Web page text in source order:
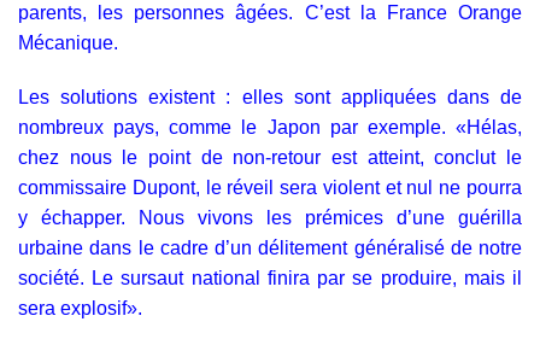
parents, les personnes âgées. C’est la France Orange
Mécanique.
Les solutions existent : elles sont appliquées dans de
nombreux pays, comme le Japon par exemple. «Hélas,
chez nous le point de non-retour est atteint, conclut le
commissaire Dupont, le réveil sera violent et nul ne pourra
y échapper. Nous vivons les prémices d’une guérilla
urbaine dans le cadre d’un délitement généralisé de notre
société. Le sursaut national finira par se produire, mais il
sera explosif».